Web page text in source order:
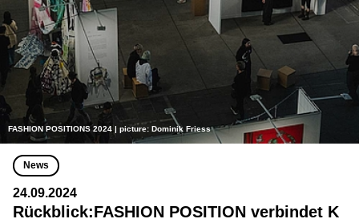
FASHION POSITIONS 2024 | picture: Dominik Friess
News
24.09.2024
Rückblick:FASHION POSITION verbindet K